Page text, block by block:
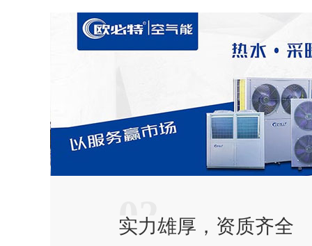
实力雄厚，资质齐全
02